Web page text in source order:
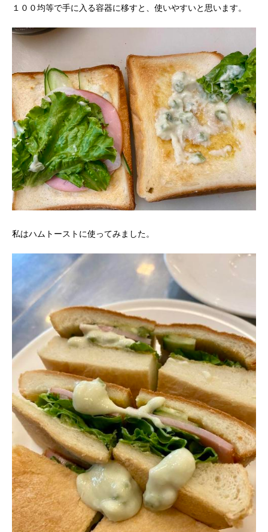
１００均等で手に入る容器に移すと、使いやすいと思います。
私はハムトーストに使ってみました。